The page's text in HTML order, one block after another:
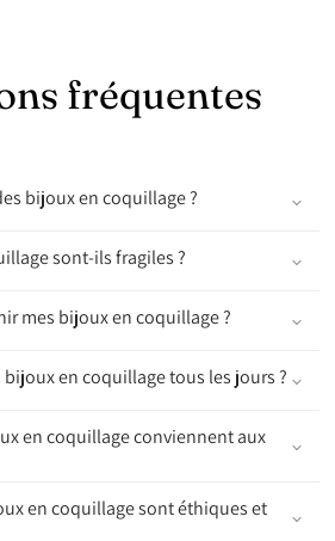
fréquentes
bijoux en coquillage ?
sont-ils fragiles ?
mes bijoux en coquillage ?
en coquillage tous les jours ?
en coquillage conviennent aux
en coquillage sont éthiques et